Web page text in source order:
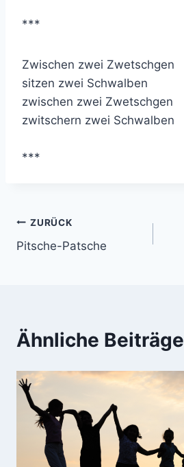
***
Zwischen zwei Zwetschgen
sitzen zwei Schwalben
zwischen zwei Zwetschgen
zwitschern zwei Schwalben
***
Beitragsnavigation
ZURÜCK
Pitsche-Patsche
Ähnliche Beiträge